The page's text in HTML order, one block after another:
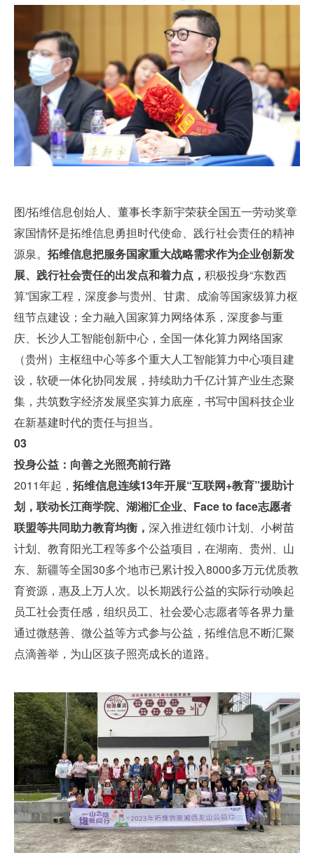
图/拓维信息创始人、董事长李新宇荣获全国五一劳动奖章
家国情怀是拓维信息勇担时代使命、践行社会责任的精神
源泉。 拓维信息把服务国家重大战略需求作为企业创新发
展、践行社会责任的出发点和着力点， 积极投身“东数西
算”国家工程，深度参与贵州、甘肃、成渝等国家级算力枢
纽节点建设；全力融入国家算力网络体系，深度参与重
庆、长沙人工智能创新中心，全国一体化算力网络国家
（贵州）主枢纽中心等多个重大人工智能算力中心项目建
设，软硬一体化协同发展，持续助力千亿计算产业生态聚
集，共筑数字经济发展坚实算力底座，书写中国科技企业
在新基建时代的责任与担当。
03
投身公益：向善之光照亮前行路
2011年起， 拓维信息连续13年开展“互联网+教育”援助计
划，联动长江商学院、湖湘汇企业、Face to face志愿者
联盟等共同助力教育均衡， 深入推进红领巾计划、小树苗
计划、教育阳光工程等多个公益项目，在湖南、贵州、山
东、新疆等全国30多个地市已累计投入8000多万元优质教
育资源，惠及上万人次。以长期践行公益的实际行动唤起
员工社会责任感，组织员工、社会爱心志愿者等各界力量
通过微慈善、微公益等方式参与公益，拓维信息不断汇聚
点滴善举，为山区孩子照亮成长的道路。